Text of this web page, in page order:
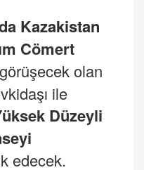
Kazakistan
Cömert
olan
ile
Düzeyli
edecek.